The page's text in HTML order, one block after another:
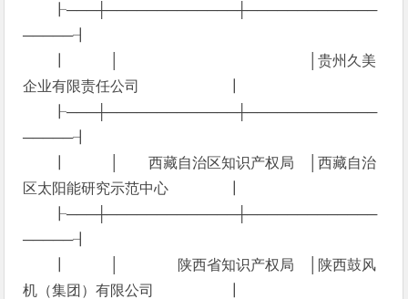
┠───┼─────────────┼─────────────
─────┨
┃ │ │贵州久美
企业有限责任公司 ┃
┠───┼─────────────┼─────────────
─────┨
┃ │ 西藏自治区知识产权局 │西藏自治
区太阳能研究示范中心 ┃
┠───┼─────────────┼─────────────
─────┨
┃ │ 陕西省知识产权局 │陕西鼓风
机（集团）有限公司 ┃